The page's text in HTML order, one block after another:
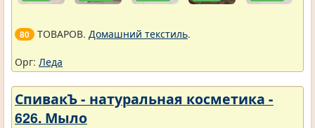
80 ТОВАРОВ. Домашний текстиль.
Орг: Леда
СпивакЪ - натуральная косметика -
626. Мыло